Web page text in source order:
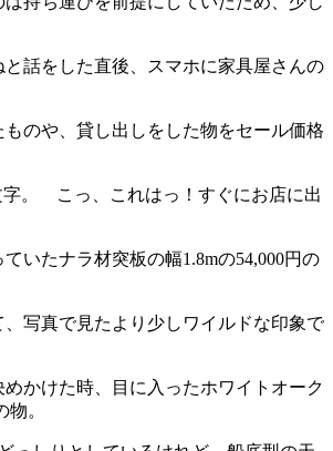
話をした直後、スマホに家具屋さんの
のや、貸し出しをした物をセール価格
字。 こっ、これはっ！すぐにお店に出
いたナラ材突板の幅1.8mの54,000円の
、写真で見たより少しワイルドな印象で
かけた時、目に入ったホワイトオーク
。